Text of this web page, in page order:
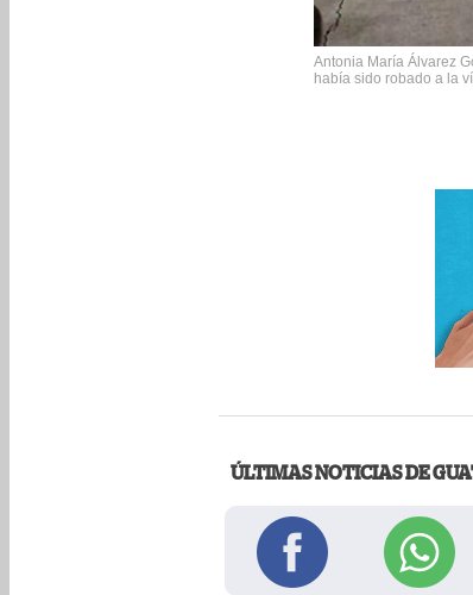
Antonia María Álvarez
había sido robado a la
ÚLTIMAS NOTICIAS DE